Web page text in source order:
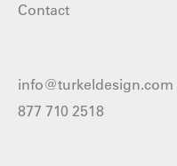
Contact
info@turkeldesign.com
877 710 2518